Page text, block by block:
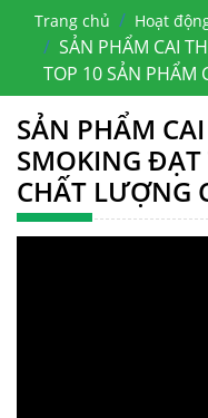
Trang chủ Hoạt
SẢN PHẨM CAI
TOP 10 SẢN PHẨM
SẢN PHẨM
SMOKING
CHẤT LƯỢNG